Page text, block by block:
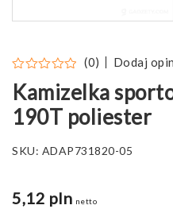
(0) Dodaj
Kamizelka
190T poliester
SKU: ADAP731820-05
5,12 pln netto